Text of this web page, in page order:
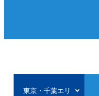
東京・千葉エリ